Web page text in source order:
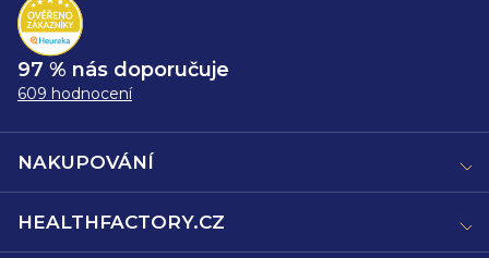
97 % nás doporučuje
609 hodnocení
NAKUPOVÁNÍ
HEALTHFACTORY.CZ